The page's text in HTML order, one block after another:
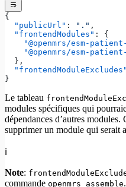
{
  "publicUrl"
: "." ,
  "frontendModules"
: {
"@openmrs/esm-
"@openmrs/esm-
  },
  "frontendModuleExcludes"
}
Le tableau
modules spécifiques qui
dépendances d’autres
supprimer un module qui serait
ℹ️
Note:
commande openmrs assemble